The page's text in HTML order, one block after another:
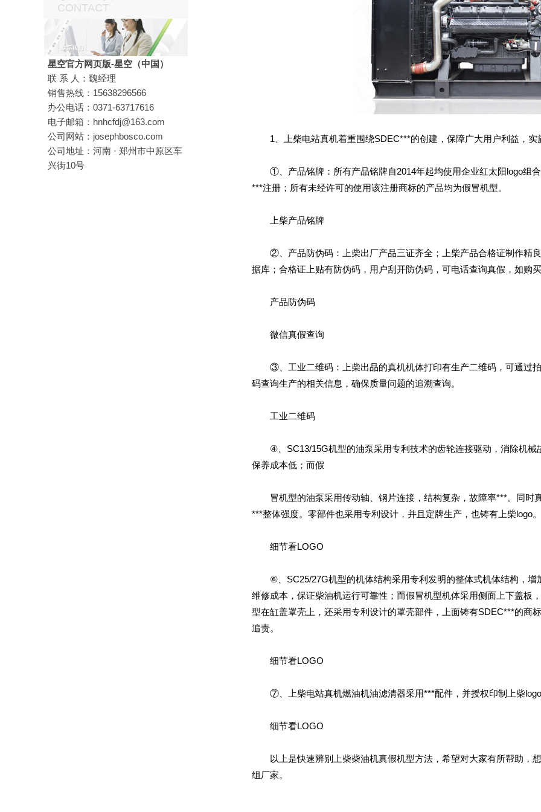
1、上柴电站真机着重围绕SDEC***的创建，保障广大用户利益，实
①、产品铭牌：所有产品铭牌自2014年起均使用企业红太阳logo组合
***注册；所有未经许可的使用该注册商标的产品均为假冒机型。
上柴产品铭牌
②、产品防伪码：上柴出厂产品三证齐全；上柴产品合格证制作精
据库；合格证上贴有防伪码，用户刮开防伪码，可电话查询真假，如购
产品防伪码
微信真假查询
③、工业二维码：上柴出品的真机机体打印有生产二维码，可通过
码查询生产的相关信息，确保质量问题的追溯查询。
工业二维码
④、SC13/15G机型的油泵采用专利技术的齿轮连接驱动，消除机械
保养成本低；而假
冒机型的油泵采用传动轴、钢片连接，结构复杂，故障率***。同时
***整体强度。零部件也采用专利设计，并且定牌生产，也铸有上柴logo。
细节看LOGO
⑥、SC25/27G机型的机体结构采用专利发明的整体式机体结构，增
维修成本，保证柴油机运行可靠性；而假冒机型机体采用侧面上下盖板
型在缸盖罩壳上，还采用专利设计的罩壳部件，上面铸有SDEC***的商
追责。
细节看LOGO
⑦、上柴电站真机燃油机油滤清器采用***配件，并授权印制上柴
细节看LOGO
以上是快速辨别上柴柴油机真假机型方法，希望对大家有所帮助，
组厂家。
CONTACT
星空官方网页版-星空（中国）
联 系 人：魏经理
销售热线：15638296566
办公电话：0371-63717616
电子邮箱：hnhcfdj@163.com
公司网站：josephbosco.com
公司地址：河南 · 郑州市中原区车
兴街10号